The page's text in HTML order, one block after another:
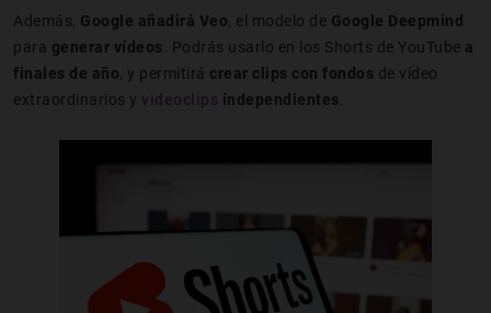
Además, Google añadirá Veo , el modelo de Google Deepmind
para generar vídeos . Podrás usarlo en los Shorts de YouTube a
finales de año , y permitirá crear clips con fondos de vídeo
extraordinarios y videoclips independientes